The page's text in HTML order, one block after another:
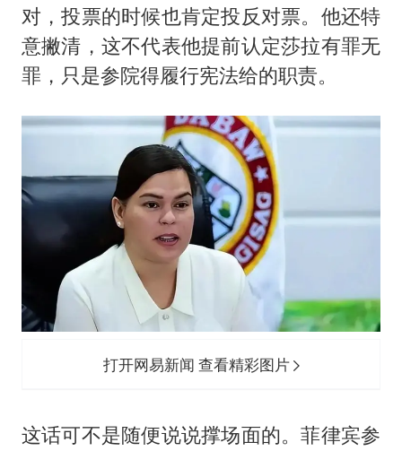
对，投票的时候也肯定投反对票。他还特
意撇清，这不代表他提前认定莎拉有罪无
罪，只是参院得履行宪法给的职责。
打开网易新闻 查看精彩图片
这话可不是随便说说撑场面的。菲律宾参